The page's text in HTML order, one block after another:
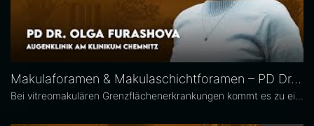
Makulaforamen & Makulaschichtforamen – PD Dr. Olga Furashova